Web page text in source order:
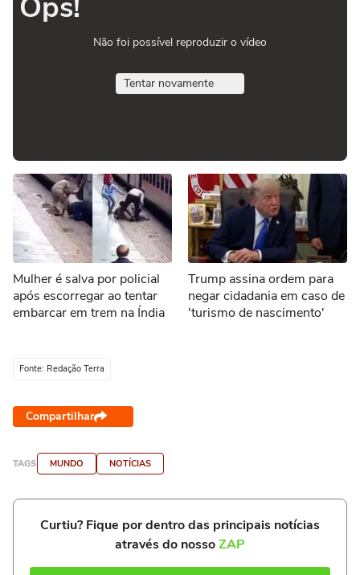
Ops!
Não foi possível reproduzir o vídeo
Tentar novamente
Mulher é salva por policial
após escorregar ao tentar
embarcar em trem na Índia
Trump assina ordem para
negar cidadania em caso de
'turismo de nascimento'
Fonte: Redação Terra
Compartilhar
TAGS MUNDO NOTÍCIAS
Curtiu? Fique por dentro das principais notícias
através do nossoZAP